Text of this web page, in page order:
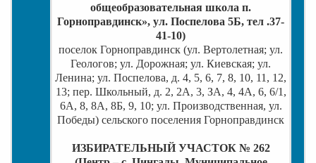
общеобразовательная школа п.
Горноправдинск», ул. Поспелова 5Б, тел .37-
41-10)
поселок Горноправдинск (ул. Вертолетная; ул.
Геологов; ул. Дорожная; ул. Киевская; ул.
Ленина; ул. Поспелова, д. 4, 5, 6, 7, 8, 10, 11, 12,
13; пер. Школьный, д. 2, 2А, 3, ЗА, 4, 4А, 6, 6/1,
6А, 8, 8А, 8Б, 9, 10; ул. Производственная, ул.
Победы) сельского поселения Горноправдинск
ИЗБИРАТЕЛЬНЫЙ УЧАСТОК № 262